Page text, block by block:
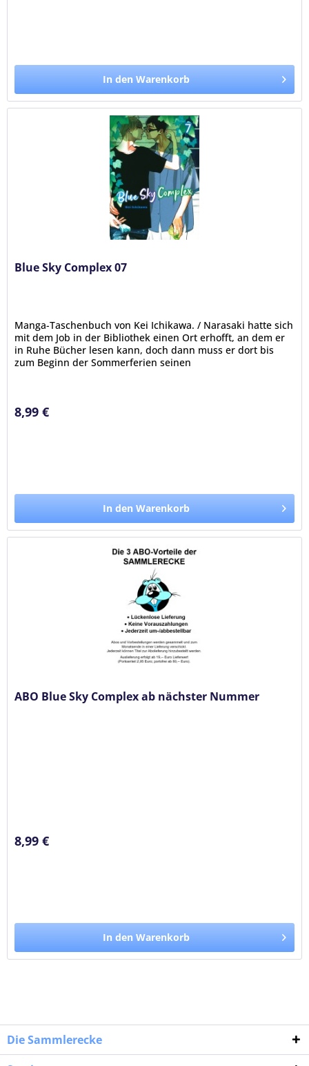
In den Warenkorb
Blue Sky Complex 07
Manga-Taschenbuch von Kei Ichikawa. / Narasaki hatte sich
mit dem Job in der Bibliothek einen Ort erhofft, an dem er
in Ruhe Bücher lesen kann, doch dann muss er dort bis
zum Beginn der Sommerferien seinen
8,99 €
In den Warenkorb
ABO Blue Sky Complex ab nächster Nummer
8,99 €
In den Warenkorb
Die Sammlerecke